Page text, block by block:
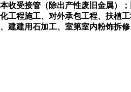
收受接管（除出产性废旧金属）
工程施工、对外承包工程、扶植
建建用石加工、室第室内粉饰拆修